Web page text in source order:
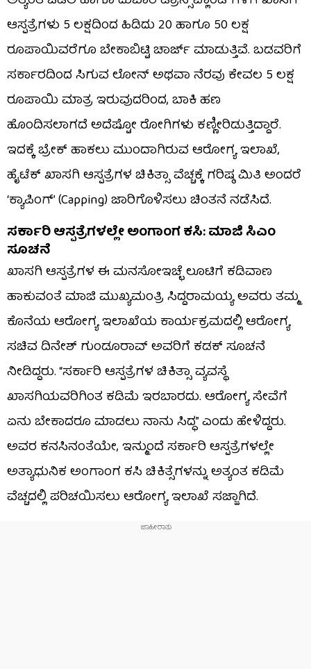
ಆಸ್ಪತ್ರೆಗಳು 5 ಲಕ್ಷದಿಂದ ಹಿಡಿದು 20 ಹಾಗೂ 50 ಲಕ್ಷ
ರೂಪಾಯಿವರೆಗೂ ಬೇಕಾಬಿಟ್ಟಿ ಚಾರ್ಜ್ ಮಾಡುತ್ತಿವೆ. ಬಡವರಿಗೆ
ಸರ್ಕಾರದಿಂದ ಸಿಗುವ ಲೋನ್ ಅಥವಾ ನೆರವು ಕೇವಲ 5 ಲಕ್ಷ
ರೂಪಾಯಿ ಮಾತ್ರ ಇರುವುದರಿಂದ, ಬಾಕಿ ಹಣ
ಹೊಂದಿಸಲಾಗದೆ ಅದೆಷ್ಟೋ ರೋಗಿಗಳು ಕಣ್ಣೀರಿಡುತ್ತಿದ್ದಾರೆ.
ಇದಕ್ಕೆ ಬ್ರೇಕ್ ಹಾಕಲು ಮುಂದಾಗಿರುವ ಆರೋಗ್ಯ ಇಲಾಖೆ,
ಹೈಟೆಕ್ ಖಾಸಗಿ ಆಸ್ಪತ್ರೆಗಳ ಚಿಕಿತ್ಸಾ ವೆಚ್ಚಕ್ಕೆ ಗರಿಷ್ಠ ಮಿತಿ ಅಂದರೆ
‘ಕ್ಯಾಪಿಂಗ್’ (Capping) ಜಾರಿಗೊಳಿಸಲು ಚಿಂತನೆ ನಡೆಸಿದೆ.
ಸರ್ಕಾರಿ ಆಸ್ಪತ್ರೆಗಳಲ್ಲೇ ಅಂಗಾಂಗ ಕಸಿ: ಮಾಜಿ ಸಿಎಂ
ಸೂಚನೆ
ಖಾಸಗಿ ಆಸ್ಪತ್ರೆಗಳ ಈ ಮನಸೋಇಚ್ಛೆ ಲೂಟಿಗೆ ಕಡಿವಾಣ
ಹಾಕುವಂತೆ ಮಾಜಿ ಮುಖ್ಯಮಂತ್ರಿ ಸಿದ್ದರಾಮಯ್ಯ ಅವರು ತಮ್ಮ
ಕೊನೆಯ ಆರೋಗ್ಯ ಇಲಾಖೆಯ ಕಾರ್ಯಕ್ರಮದಲ್ಲಿ ಆರೋಗ್ಯ
ಸಚಿವ ದಿನೇಶ್ ಗುಂಡೂರಾವ್ ಅವರಿಗೆ ಕಡಕ್ ಸೂಚನೆ
ನೀಡಿದ್ದರು. “ಸರ್ಕಾರಿ ಆಸ್ಪತ್ರೆಗಳ ಚಿಕಿತ್ಸಾ ವ್ಯವಸ್ಥೆ
ಖಾಸಗಿಯವರಿಗಿಂತ ಕಡಿಮೆ ಇರಬಾರದು. ಆರೋಗ್ಯ ಸೇವೆಗೆ
ಏನು ಬೇಕಾದರೂ ಮಾಡಲು ನಾನು ಸಿದ್ಧ” ಎಂದು ಹೇಳಿದ್ದರು.
ಅವರ ಕನಸಿನಂತೆಯೇ, ಇನ್ಮುಂದೆ ಸರ್ಕಾರಿ ಆಸ್ಪತ್ರೆಗಳಲ್ಲೇ
ಅತ್ಯಾಧುನಿಕ ಅಂಗಾಂಗ ಕಸಿ ಚಿಕಿತ್ಸೆಗಳನ್ನು ಅತ್ಯಂತ ಕಡಿಮೆ
ವೆಚ್ಚದಲ್ಲಿ ಪರಿಚಯಿಸಲು ಆರೋಗ್ಯ ಇಲಾಖೆ ಸಜ್ಜಾಗಿದೆ.